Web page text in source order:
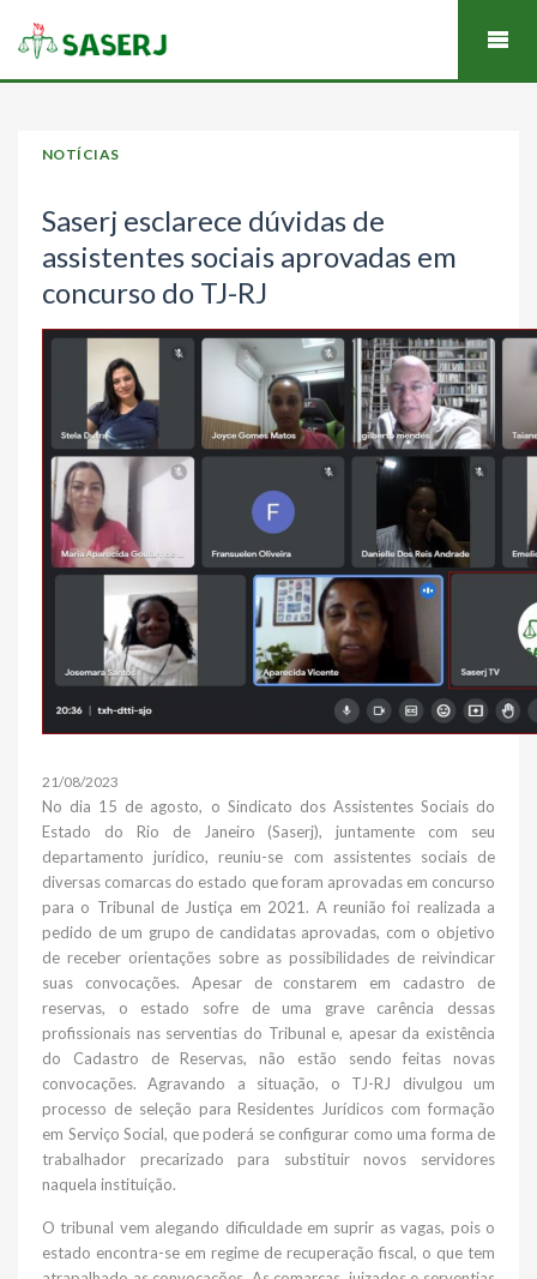
NOTÍCIAS
Saserj esclarece dúvidas de
assistentes sociais aprovadas em
concurso do TJ-RJ
21/08/2023
No dia 15 de agosto, o Sindicato dos Assistentes Sociais do
Estado do Rio de Janeiro (Saserj), juntamente com seu
departamento jurídico, reuniu-se com assistentes sociais de
diversas comarcas do estado que foram aprovadas em concurso
para o Tribunal de Justiça em 2021. A reunião foi realizada a
pedido de um grupo de candidatas aprovadas, com o objetivo
de receber orientações sobre as possibilidades de reivindicar
suas convocações. Apesar de constarem em cadastro de
reservas, o estado sofre de uma grave carência dessas
profissionais nas serventias do Tribunal e, apesar da existência
do Cadastro de Reservas, não estão sendo feitas novas
convocações. Agravando a situação, o TJ-RJ divulgou um
processo de seleção para Residentes Jurídicos com formação
em Serviço Social, que poderá se configurar como uma forma de
trabalhador precarizado para substituir novos servidores
naquela instituição.
O tribunal vem alegando dificuldade em suprir as vagas, pois o
estado encontra-se em regime de recuperação fiscal, o que tem